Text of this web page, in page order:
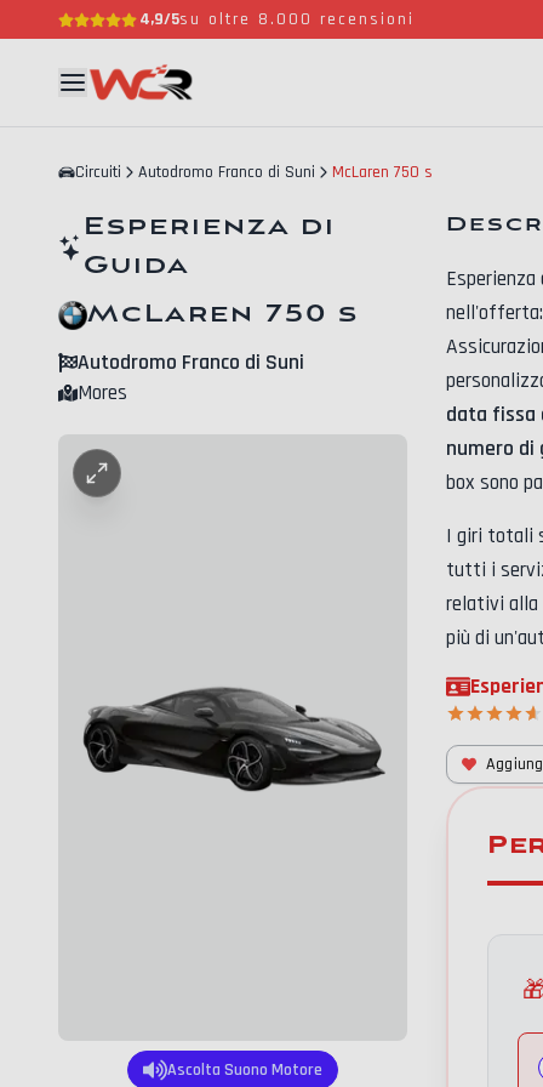
4,9/5su oltre 8.000 recensioni
Circuiti Autodromo Franco di Suni McLaren 750 s
Esperienza di
Guida
McLaren 750 s
Autodromo Franco di Suni
Mores
Ascolta Suono Motore
data fissa
numero di
box sono
I giri totali
tutti i
relativi alla
più di